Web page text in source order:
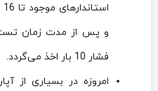
و پس از مدت زمان
فشار 10 بار اخذ می‌گردد.
امروزه در بسیاری از